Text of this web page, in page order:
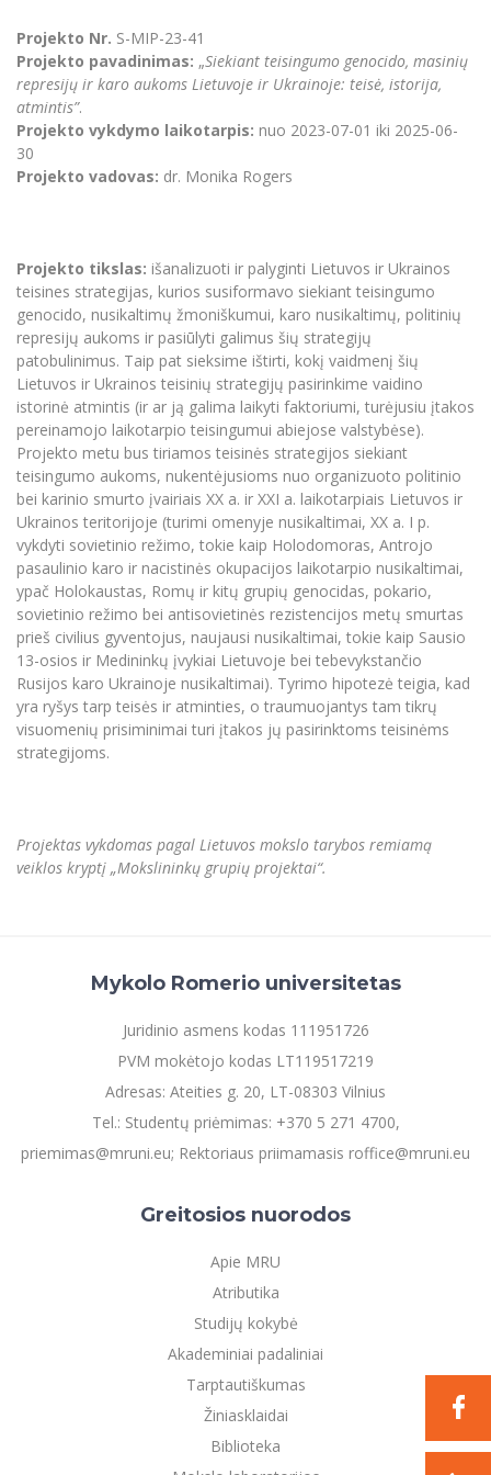
MRU pop vokalinis ansamblis (vadovas Artūras
Novikas)
kompetencijų vertinimas ir pripažinimas
Studijų organizavimas
Kitos galimybės
Azijos centras
Frankofoniškų šalių studijų centras
Žmogaus, aplinkos ir technologijų (HET)
Mokslo naujienos
Kasmetiniai mokslo renginiai
Veiklos dokumentai
Akademinė etika
Darbas MRU
Universiteto simbolika
Naujienos
Tarptautiškumas
Studentams
Studentams
Darbuotojams
Partnerystės
Azijos centras
Vilniaus Karaliaus Sedžiongo institutas
Frankofoniškų šalių studijų centras
Darbuotojams
Partnerystės
Azijos centras
Vilniaus Karaliaus Sedžiongo institutas
Frankofoniškų šalių studijų centras
Darnus vystymasis
Privatumo politika
Negalia ir individualieji poreikiai
Viešai skelbiama informacija
Parama Ukrainai
Civilinė sauga
Korupcijos prevencija
Sūduvos akademija
Tinklalaidės
Bakalauro studijos
Magistrantūros studijos
Vadovų MBA
Doktorantūros studijos
Profesinės bakalauro studijos
Personalo valdymo centras
Privačių interesų deklaravimas
Informacija naujiems darbuotojams
Studijų Moodle (studijų vykdymui)
Darbuotojų Moodle (kompetencijų tobulinimui)
Studijų tvarkaraštis
Informacinė sistema "Studijos"
Darbuotojų elektroninis paštas
Daugiafaktorinė autentifikacija universiteto
darbuotojams (MFA)
Mokslininkų profiliai "CRIS"
Bendruomenės gerovė
Darbuotojų kvalifikacijos kėlimas
MRU norminių teisės aktų duomenų bazė
MRU mobilios programėlės
Pagalbos sistema
Projekto Nr. S-MIP-23-41
Projekto pavadinimas: „Siekiant teisingumo genocido, masinių
represijų ir karo aukoms Lietuvoje ir Ukrainoje: teisė, istorija,
atmintis”.
Projekto vykdymo laikotarpis: nuo 2023-07-01 iki 2025-06-
30
Projekto vadovas: dr. Monika Rogers
Projekto tikslas: išanalizuoti ir palyginti Lietuvos ir Ukrainos
teisines strategijas, kurios susiformavo siekiant teisingumo
genocido, nusikaltimų žmoniškumui, karo nusikaltimų, politinių
represijų aukoms ir pasiūlyti galimus šių strategijų
patobulinimus. Taip pat sieksime ištirti, kokį vaidmenį šių
Lietuvos ir Ukrainos teisinių strategijų pasirinkime vaidino
istorinė atmintis (ir ar ją galima laikyti faktoriumi, turėjusiu įtakos
pereinamojo laikotarpio teisingumui abiejose valstybėse).
Projekto metu bus tiriamos teisinės strategijos siekiant
teisingumo aukoms, nukentėjusioms nuo organizuoto politinio
bei karinio smurto įvairiais XX a. ir XXI a. laikotarpiais Lietuvos ir
Ukrainos teritorijoje (turimi omenyje nusikaltimai, XX a. I p.
vykdyti sovietinio režimo, tokie kaip Holodomoras, Antrojo
pasaulinio karo ir nacistinės okupacijos laikotarpio nusikaltimai,
ypač Holokaustas, Romų ir kitų grupių genocidas, pokario,
sovietinio režimo bei antisovietinės rezistencijos metų smurtas
prieš civilius gyventojus, naujausi nusikaltimai, tokie kaip Sausio
13-osios ir Medininkų įvykiai Lietuvoje bei tebevykstančio
Rusijos karo Ukrainoje nusikaltimai). Tyrimo hipotezė teigia, kad
yra ryšys tarp teisės ir atminties, o traumuojantys tam tikrų
visuomenių prisiminimai turi įtakos jų pasirinktoms teisinėms
strategijoms.
Projektas vykdomas pagal Lietuvos mokslo tarybos remiamą
veiklos kryptį „Mokslininkų grupių projektai“.
Mykolo Romerio universitetas
Juridinio asmens kodas 111951726
PVM mokėtojo kodas LT119517219
Adresas: Ateities g. 20, LT-08303 Vilnius
Tel.: Studentų priėmimas: +370 5 271 4700,
priemimas@mruni.eu; Rektoriaus priimamasis roffice@mruni.eu
Greitosios nuorodos
Apie MRU
Atributika
Studijų kokybė
Akademiniai padaliniai
Tarptautiškumas
Žiniasklaidai
Biblioteka